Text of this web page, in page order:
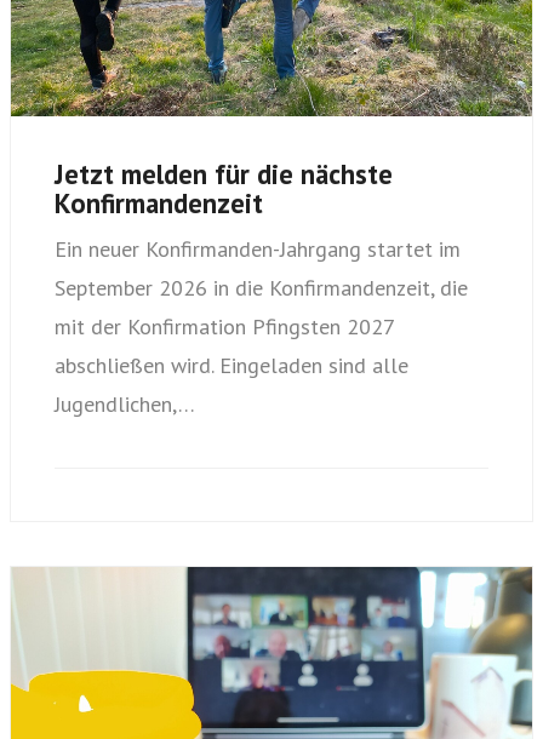
Jetzt melden für die nächste
Konfirmandenzeit
Ein neuer Konfirmanden-Jahrgang startet im
September 2026 in die Konfirmandenzeit, die
mit der Konfirmation Pfingsten 2027
abschließen wird. Eingeladen sind alle
Jugendlichen,…